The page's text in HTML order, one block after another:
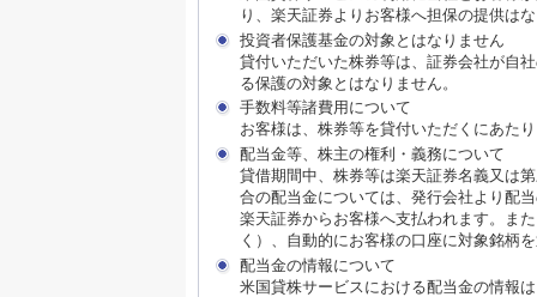
り、楽天証券よりお客様へ担保の提供は
投資者保護基金の対象とはなりません
貸付いただいた株券等は、証券会社が自
る保護の対象とはなりません。
手数料等諸費用について
お客様は、株券等を貸付いただくにあた
配当金等、株主の権利・義務について
貸借期間中、株券等は楽天証券名義又は
合の配当金については、発行会社より配
楽天証券からお客様へ支払われます。ま
く）、自動的にお客様の口座に対象銘柄
配当金の情報について
米国貸株サービスにおける配当金の情報